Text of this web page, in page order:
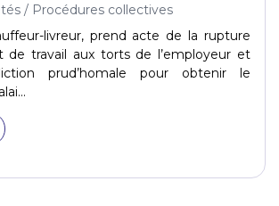
/ Procédures collectives
livreur, prend acte de la rupture
de travail aux torts de l’employeur et
prud’homale pour obtenir le